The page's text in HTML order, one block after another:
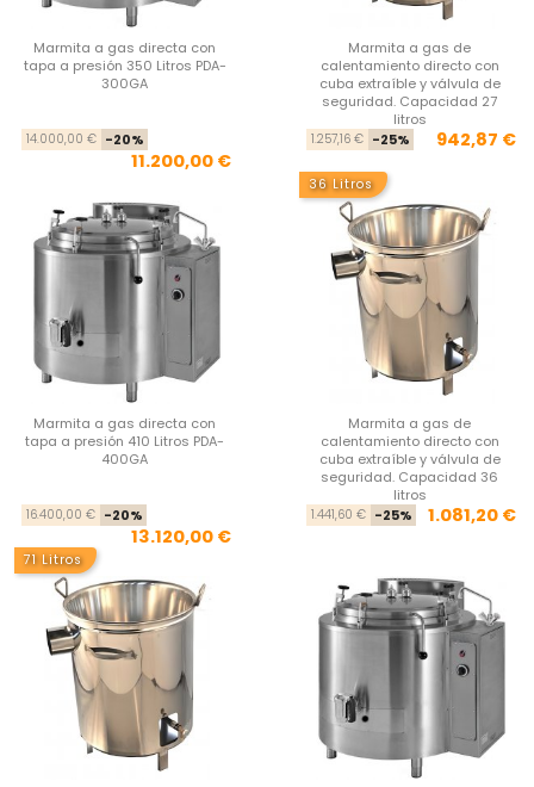
Marmita a gas directa con
tapa a presión 350 Litros PDA-
300GA
Precio base
14.000,00 € -20%
11.200,00 €
Marmita a gas de
calentamiento directo con
cuba extraíble y válvula de
seguridad. Capacidad 27
litros
1.257,16 € -25% 942,87 €
Marmita a gas directa con
tapa a presión 410 Litros PDA-
400GA
Precio base
16.400,00 € -20%
13.120,00 €
36 Litros
Marmita a gas de
calentamiento directo con
cuba extraíble y válvula de
seguridad. Capacidad 36
litros
1.441,60 € -25% 1.081,20 €
71 Litros